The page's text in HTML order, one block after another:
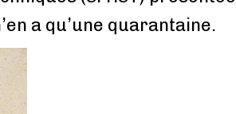
a qu’une quarantaine.